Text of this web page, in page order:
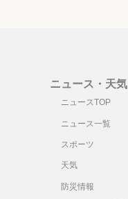
ニュース・天気
ニュースTOP
ニュース一覧
スポーツ
天気
防災情報